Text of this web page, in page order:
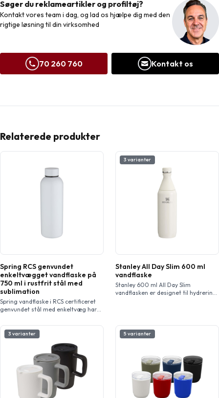
Søger du reklameartikler og profiltøj?
Kontakt vores team i dag, og lad os hjælpe dig med den
rigtige løsning til din virksomhed
70 260 760 Kontakt os
Relaterede produkter
Spring RCS genvundet
enkeltvægget vandflaske på
750 ml i rustfrit stål med
sublimation
Spring vandflaske i RCS certificeret
genvundet stål med enkeltvæg har
ydersiden, der muliggør
sublimationstryk. Den lette men
solide flaske er perfekt til daglig
hydrering. Skinnende finish.
Kapacitet: 750 ml.
3 varianter
Stanley All Day Slim 600 ml
vandflaske
Stanley 600 ml All Day Slim
vandflasken er designet til hydrering
og har en todelt åbning – den ene til
nem nippe og den anden til at tilføje
is og problemfri rengøring. Halsen er
3 varianter 5 varianter